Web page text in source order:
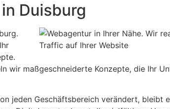
Duisburg
wir maßgeschneiderte Konzepte, die Ihr
jeden Geschäftsbereich verändert, bleibt